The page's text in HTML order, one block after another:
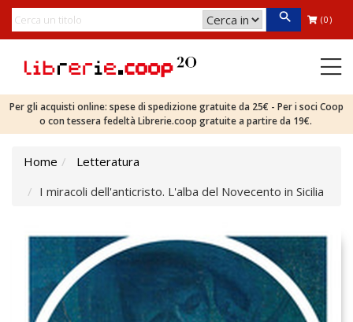
(0)
Per gli acquisti online: spese di spedizione gratuite da 25€ - Per i soci Coop
o con tessera fedeltà Librerie.coop gratuite a partire da 19€.
Home
Letteratura
I miracoli dell'anticristo. L'alba del Novecento in Sicilia